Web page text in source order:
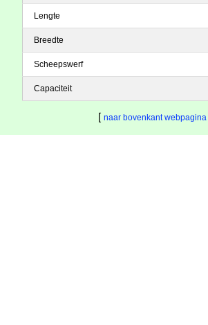
Lengte
Breedte
Scheepswerf
Capaciteit
[ naar bovenkant webpagina